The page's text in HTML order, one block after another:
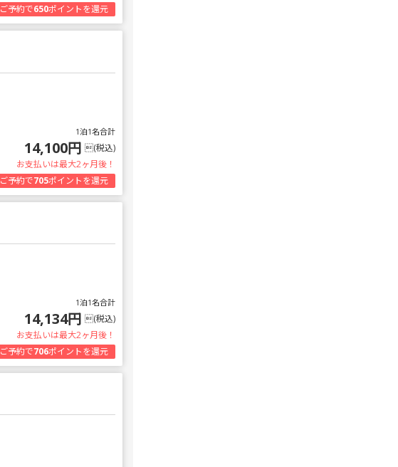
ご予約で650ポイントを還元
1泊1名合計
14,100円 (税込)
お支払いは最大2ヶ月後！
ご予約で705ポイントを還元
1泊1名合計
14,134円 (税込)
お支払いは最大2ヶ月後！
ご予約で706ポイントを還元